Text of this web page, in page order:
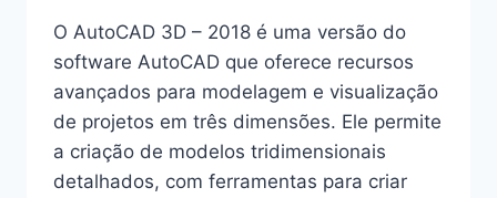
O AutoCAD 3D – 2018 é uma versão do
software AutoCAD que oferece recursos
avançados para modelagem e visualização
de projetos em três dimensões. Ele permite
a criação de modelos tridimensionais
detalhados, com ferramentas para criar